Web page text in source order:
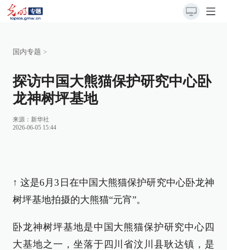
国内专题 >
探访中国大熊猫保护研究中心卧
龙神树坪基地
来源： 新华社
2026-06-05 15:44
↑ 这是6月3日在中国大熊猫保护研究中心卧龙神
树坪基地拍摄的大熊猫“元宵”。
卧龙神树坪基地是中国大熊猫保护研究中心四
大基地之一，坐落于四川省汶川县耿达镇，是